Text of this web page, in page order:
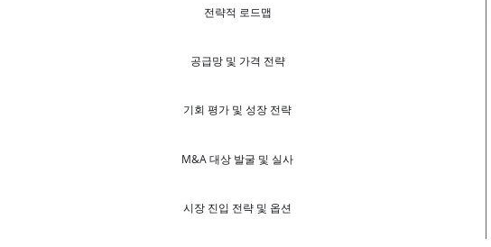
전략적 로드맵
공급망 및 가격 전략
기회 평가 및 성장 전략
M&A 대상 발굴 및 실사
시장 진입 전략 및 옵션